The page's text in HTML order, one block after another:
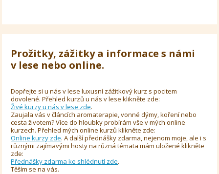
Prožitky, zážitky a informace s námi
v lese nebo online.
Dopřejte si u nás v lese luxusní zážitkový kurz s pocitem
dovolené. Přehled kurzů u nás v lese klikněte zde:
Živé kurzy u nás v lese zde.
Zaujala vás v článcích aromaterapie, vonné dýmy, koření nebo
cesta životem? Více do hloubky probírám vše v mých online
kurzech. Přehled mých online kurzů klikněte zde:
Online kurzy zde. A další přednášky zdarma, nejenom moje, ale i s
různými zajímavými hosty na různá témata mám uložené klikněte
zde:
Přednášky zdarma ke shlédnutí zde.
Těším se na vás.